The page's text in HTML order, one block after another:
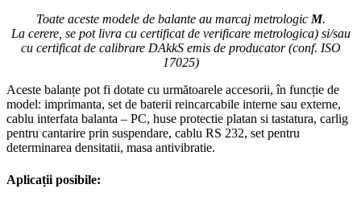
Toate aceste modele de balante au marcaj metrologicM.
La cerere, se pot livra cu certificat de verificare metrologica) si/sau
cu certificat de calibrare DAkkS emis de producator (conf. ISO
17025)
Aceste balanțe pot fi dotate cu următoarele accesorii, în funcție de
model: imprimanta, set de baterii reincarcabile interne sau externe,
cablu interfata balanta – PC, huse protectie platan si tastatura, carlig
pentru cantarire prin suspendare, cablu RS 232, set pentru
determinarea densitatii, masa antivibratie.
Aplicații posibile: